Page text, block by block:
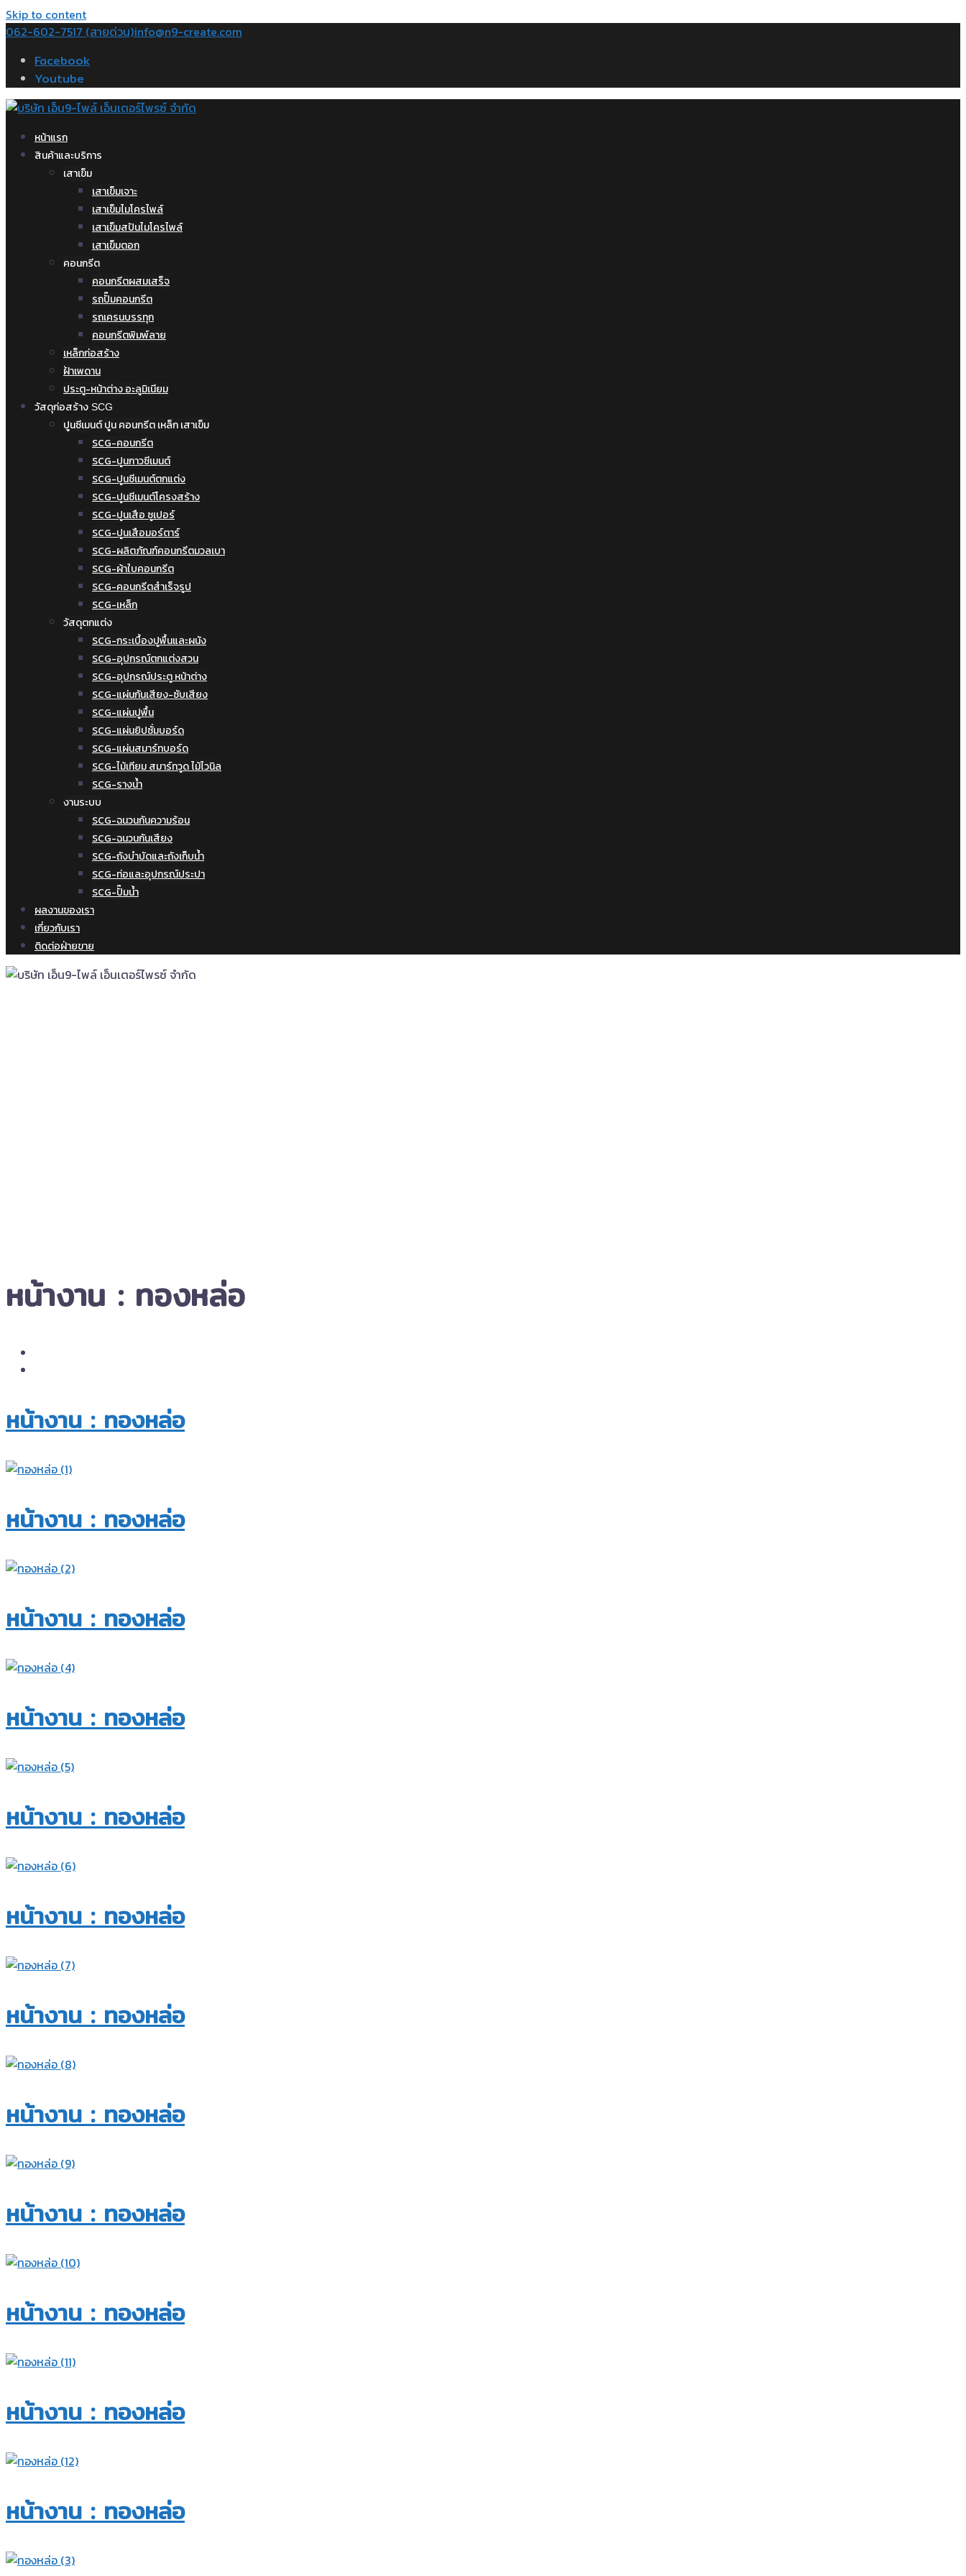
Skip to content
062-602-7517 (สายด่วน)info@n9-create.com
Facebook
Youtube
หน้าแรก
สินค้าและบริการ
เสาเข็ม
เสาเข็มเจาะ
เสาเข็มไมโครไพล์
เสาเข็มสปันไมโครไพล์
เสาเข็มตอก
คอนกรีต
คอนกรีตผสมเสร็จ
รถปั๊มคอนกรีต
รถเครนบรรทุก
คอนกรีตพิมพ์ลาย
เหล็กก่อสร้าง
ฝ้าเพดาน
ประตู-หน้าต่าง อะลูมิเนียม
วัสดุก่อสร้าง SCG
ปูนซีเมนต์ ปูน คอนกรีต เหล็ก เสาเข็ม
SCG-คอนกรีต
SCG-ปูนกาวซีเมนต์
SCG-ปูนซีเมนต์ตกแต่ง
SCG-ปูนซีเมนต์โครงสร้าง
SCG-ปูนเสือ ซูเปอร์
SCG-ปูนเสือมอร์ตาร์
SCG-ผลิตภัณฑ์คอนกรีตมวลเบา
SCG-ผ้าใบคอนกรีต
SCG-คอนกรีตสำเร็จรูป
SCG-เหล็ก
วัสดุตกแต่ง
SCG-กระเบื้องปูพื้นและผนัง
SCG-อุปกรณ์ตกแต่งสวน
SCG-อุปกรณ์ประตู หน้าต่าง
SCG-แผ่นกันเสียง-ซับเสียง
SCG-แผ่นปูพื้น
SCG-แผ่นยิปซั่มบอร์ด
SCG-แผ่นสมาร์ทบอร์ด
SCG-ไม้เทียม สมาร์ทวูด ไม้ไวนิล
SCG-รางน้ำ
งานระบบ
SCG-ฉนวนกันความร้อน
SCG-ฉนวนกันเสียง
SCG-ถังบำบัดและถังเก็บน้ำ
SCG-ท่อและอุปกรณ์ประปา
SCG-ปั๊มน้ำ
ผลงานของเรา
เกี่ยวกับเรา
ติดต่อฝ่ายขาย
หน้างาน : ทองหล่อ
หน้างาน : ทองหล่อ​
หน้างาน : ทองหล่อ​
หน้างาน : ทองหล่อ​
หน้างาน : ทองหล่อ​
หน้างาน : ทองหล่อ​
หน้างาน : ทองหล่อ​
หน้างาน : ทองหล่อ​
หน้างาน : ทองหล่อ​
หน้างาน : ทองหล่อ​
หน้างาน : ทองหล่อ​
หน้างาน : ทองหล่อ​
หน้างาน : ทองหล่อ​